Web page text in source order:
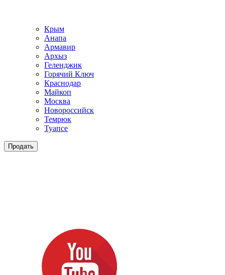
Крым
Анапа
Армавир
Архыз
Геленджик
Горячий Ключ
Краснодар
Майкоп
Москва
Новороссийск
Темрюк
Туапсе
Продать